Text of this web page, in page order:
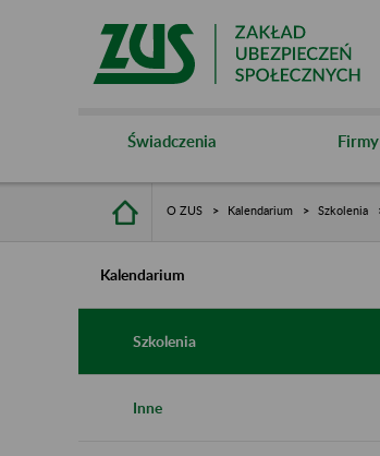
Świadczenia Firmy
O ZUS Kalendarium Szkolenia
Kalendarium
Szkolenia
Inne